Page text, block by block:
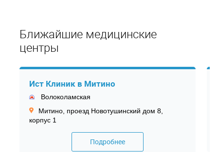
Ближайшие медицинские
центры
Ист Клиник в Митино
Волоколамская
Митино, проезд Новотушинский дом 8,
корпус 1
Подробнее